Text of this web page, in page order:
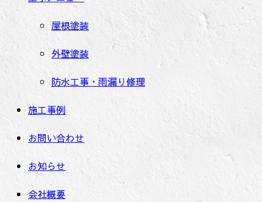
屋根塗装
外壁塗装
防水工事・雨漏り修理
施工事例
お問い合わせ
お知らせ
会社概要